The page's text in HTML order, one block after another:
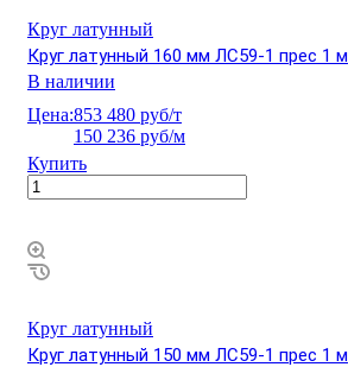
Круг латунный
Круг латунный 160 мм ЛС59-1 прес 1 м
В наличии
Цена:853 480 руб/т
150 236 руб/м
Купить
Круг латунный
Круг латунный 150 мм ЛС59-1 прес 1 м